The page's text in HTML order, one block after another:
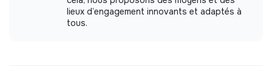
lieux d’engagement innovants et adaptés à
tous.